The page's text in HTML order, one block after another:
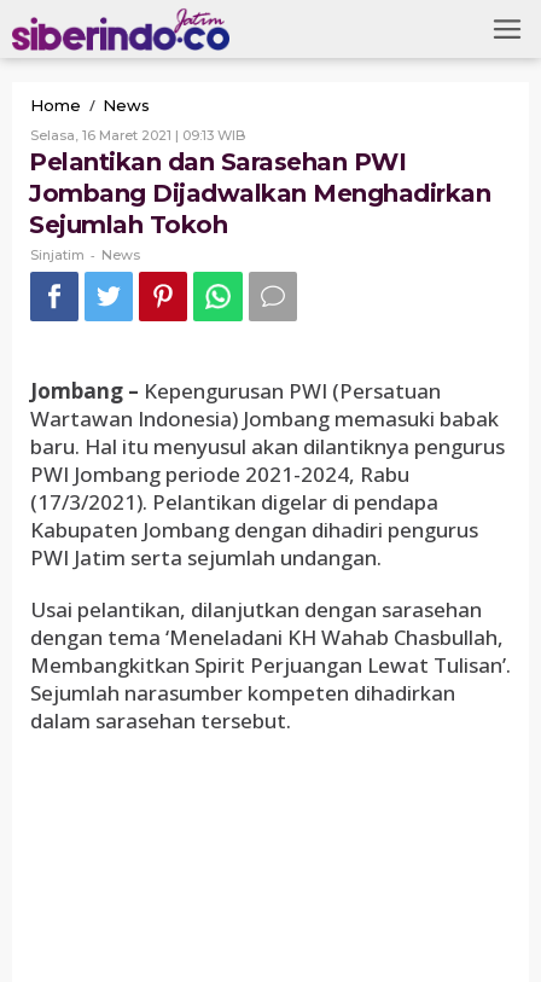
to
content
Home / News
dan
Sarasehan
PWI
Jombang
Dijadwalkan
Menghadirkan
Tokoh
Selasa, 16 Maret 2021 | 09:13 WIBOleh
Pelantikan dan Sarasehan PWI
Jombang Dijadwalkan Menghadirkan
Sejumlah Tokoh
Sinjatim - News
Jombang – Kepengurusan PWI (Persatuan
Wartawan Indonesia) Jombang memasuki babak
baru. Hal itu menyusul akan dilantiknya pengurus
PWI Jombang periode 2021-2024, Rabu
(17/3/2021). Pelantikan digelar di pendapa
Kabupaten Jombang dengan dihadiri pengurus
PWI Jatim serta sejumlah undangan.
Usai pelantikan, dilanjutkan dengan sarasehan
dengan tema ‘Meneladani KH Wahab Chasbullah,
Membangkitkan Spirit Perjuangan Lewat Tulisan’.
Sejumlah narasumber kompeten dihadirkan
dalam sarasehan tersebut.